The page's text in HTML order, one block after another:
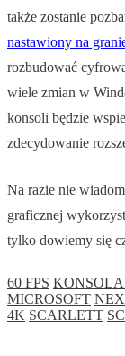
także zostanie
nastawiony na
rozbudować
wiele zmian w
konsoli będzie
zdecydowanie
Na razie nie
graficznej
tylko dowiemy się
60 FPS
MICROSOFT
4K SCARLETT